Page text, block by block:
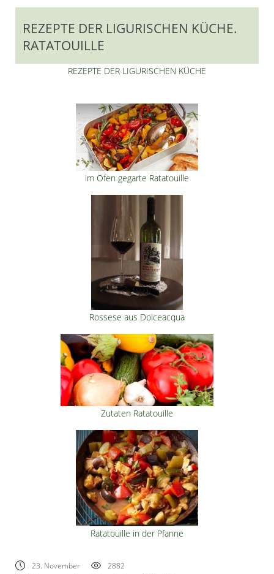
REZEPTE DER LIGURISCHEN KÜCHE.
RATATOUILLE
REZEPTE DER LIGURISCHEN KÜCHE
im Ofen gegarte Ratatouille
Rossese aus Dolceacqua
Zutaten Ratatouille
Ratatouille in der Pfanne
23. November
2882